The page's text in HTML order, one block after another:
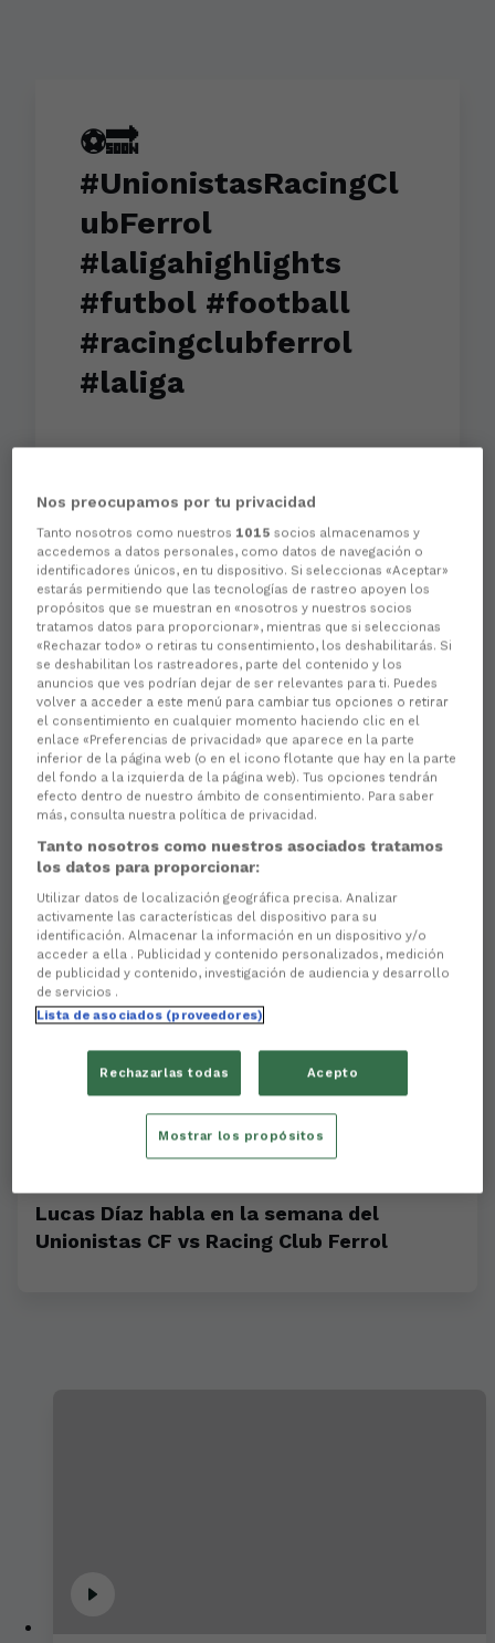
⚽️🔜
#UnionistasRacingCl
ubFerrol
#laligahighlights
#futbol #football
#racingclubferrol
#laliga
Aún no hay reacciones. ¡Sé el primero!
Lucas Díaz habla en la semana del
Unionistas CF vs Racing Club Ferrol
Nos preocupamos por tu privacidad
Tanto nosotros como nuestros 1015 socios almacenamos y
accedemos a datos personales, como datos de navegación o
identificadores únicos, en tu dispositivo. Si seleccionas «Aceptar»
estarás permitiendo que las tecnologías de rastreo apoyen los
propósitos que se muestran en «nosotros y nuestros socios
tratamos datos para proporcionar», mientras que si seleccionas
«Rechazar todo» o retiras tu consentimiento, los deshabilitarás. Si
se deshabilitan los rastreadores, parte del contenido y los
anuncios que ves podrían dejar de ser relevantes para ti. Puedes
volver a acceder a este menú para cambiar tus opciones o retirar
el consentimiento en cualquier momento haciendo clic en el
enlace «Preferencias de privacidad» que aparece en la parte
inferior de la página web (o en el icono flotante que hay en la parte
del fondo a la izquierda de la página web). Tus opciones tendrán
efecto dentro de nuestro ámbito de consentimiento. Para saber
más, consulta nuestra política de privacidad.
Tanto nosotros como nuestros asociados tratamos
los datos para proporcionar:
Utilizar datos de localización geográfica precisa. Analizar
activamente las características del dispositivo para su
identificación. Almacenar la información en un dispositivo y/o
acceder a ella . Publicidad y contenido personalizados, medición
de publicidad y contenido, investigación de audiencia y desarrollo
de servicios .
Lista de asociados (proveedores)
Rechazarlas todas Acepto
Mostrar los propósitos